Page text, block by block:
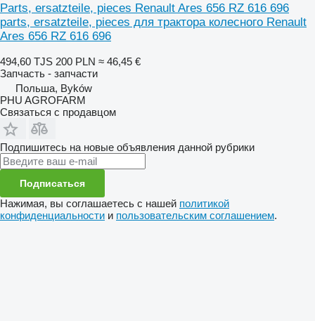
Parts, ersatzteile, pieces Renault Ares 656 RZ 616 696
parts, ersatzteile, pieces для трактора колесного Renault
Ares 656 RZ 616 696
494,60 TJS 200 PLN ≈ 46,45 €
Запчасть - запчасти
Польша, Byków
PHU AGROFARM
Связаться с продавцом
Подпишитесь на новые объявления данной рубрики
Подписаться
Нажимая, вы соглашаетесь с нашей политикой
конфиденциальности и пользовательским соглашением.